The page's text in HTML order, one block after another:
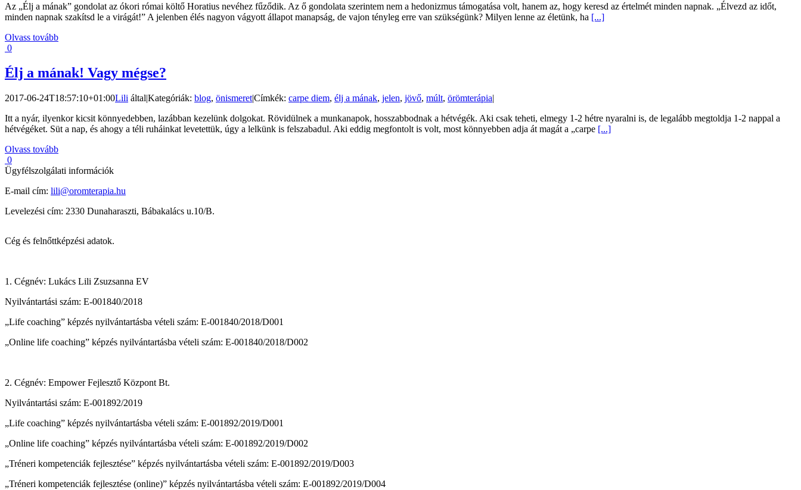
Az „Élj a mának” gondolat az ókori római költő Horatius nevéhez fűződik. Az ő gondolata szerintem nem a hedonizmus támogatása volt, hanem az, hogy keresd az értelmét minden napnak. „Élvezd az időt,
minden napnak szakítsd le a virágát!” A jelenben élés nagyon vágyott állapot manapság, de vajon tényleg erre van szükségünk? Milyen lenne az életünk, ha [...]
Olvass tovább
0
Élj a mának! Vagy mégse?
2017-06-24T18:57:10+01:00Lili által|Kategóriák: blog, önismeret|Címkék: carpe diem, élj a mának, jelen, jövő, múlt, örömterápia|
Itt a nyár, ilyenkor kicsit könnyedebben, lazábban kezelünk dolgokat. Rövidülnek a munkanapok, hosszabbodnak a hétvégék. Aki csak teheti, elmegy 1-2 hétre nyaralni is, de legalább megtoldja 1-2 nappal a
hétvégéket. Süt a nap, és ahogy a téli ruháinkat levetettük, úgy a lelkünk is felszabadul. Aki eddig megfontolt is volt, most könnyebben adja át magát a „carpe [...]
Olvass tovább
0
Ügyfélszolgálati információk
E-mail cím: lili@oromterapia.hu
Levelezési cím: 2330 Dunaharaszti, Bábakalács u.10/B.
Cég és felnőttképzési adatok.
1. Cégnév: Lukács Lili Zsuzsanna EV
Nyilvántartási szám: E-001840/2018
„Life coaching” képzés nyilvántartásba vételi szám: E-001840/2018/D001
„Online life coaching” képzés nyilvántartásba vételi szám: E-001840/2018/D002
2. Cégnév: Empower Fejlesztő Központ Bt.
Nyilvántartási szám: E-001892/2019
„Life coaching” képzés nyilvántartásba vételi szám: E-001892/2019/D001
„Online life coaching” képzés nyilvántartásba vételi szám: E-001892/2019/D002
„Tréneri kompetenciák fejlesztése” képzés nyilvántartásba vételi szám: E-001892/2019/D003
„Tréneri kompetenciák fejlesztése (online)” képzés nyilvántartásba vételi szám: E-001892/2019/D004